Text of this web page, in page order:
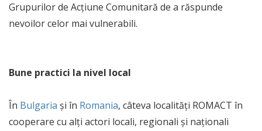
Grupurilor de Acțiune Comunitară de a răspunde
nevoilor celor mai vulnerabili.
Bune practici la nivel local
În Bulgaria și în Romania, câteva localități ROMACT în
cooperare cu alți actori locali, regionali și naționali